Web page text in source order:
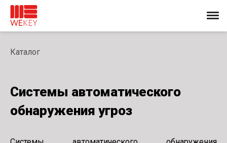
Каталог
Cистемы автоматического
обнаружения угроз